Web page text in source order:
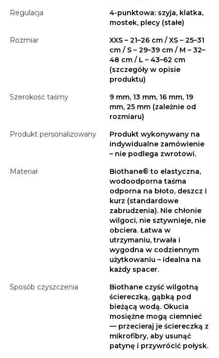
Regulacja
4-punktowa: szyja, klatka,
mostek, plecy (stałe)
Rozmiar
XXS – 21–26 cm / XS – 25–31
cm / S – 29–39 cm / M – 32–
48 cm / L – 43–62 cm
(szczegóły w opisie
produktu)
Szerokość taśmy
9 mm, 13 mm, 16 mm, 19
mm, 25 mm (zależnie od
rozmiaru)
Produkt personalizowany
Produkt wykonywany na
indywidualne zamówienie
– nie podlega zwrotowi.
Materiał
Biothane® to elastyczna,
wodoodporna taśma
odporna na błoto, deszcz i
kurz (standardowe
zabrudzenia). Nie chłonie
wilgoci, nie sztywnieje, nie
obciera. Łatwa w
utrzymaniu, trwała i
wygodna w codziennym
użytkowaniu – idealna na
każdy spacer.
Sposób czyszczenia
Biothane czyść wilgotną
ściereczką, gąbką pod
bieżącą wodą. Okucia
mosiężne mogą ciemnieć
— przecieraj je ściereczką z
mikrofibry, aby usunąć
patynę i przywrócić połysk.